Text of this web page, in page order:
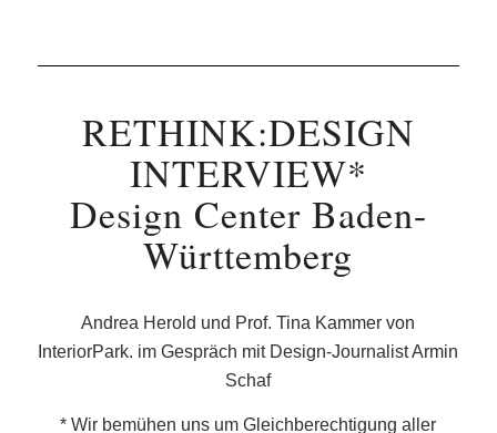
RETHINK:DESIGN
INTERVIEW*
Design Center Baden-
Württemberg
Andrea Herold und Prof. Tina Kammer von
InteriorPark. im Gespräch mit Design-Journalist Armin
Schaf
* Wir bemühen uns um Gleichberechtigung aller